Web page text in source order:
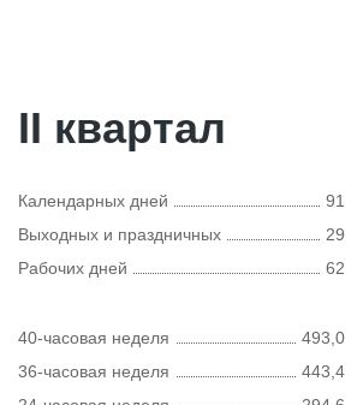
II квартал
Календарных дней
91
Выходных и праздничных
29
Рабочих дней
62
40-часовая неделя
493,0
36-часовая неделя
443,4